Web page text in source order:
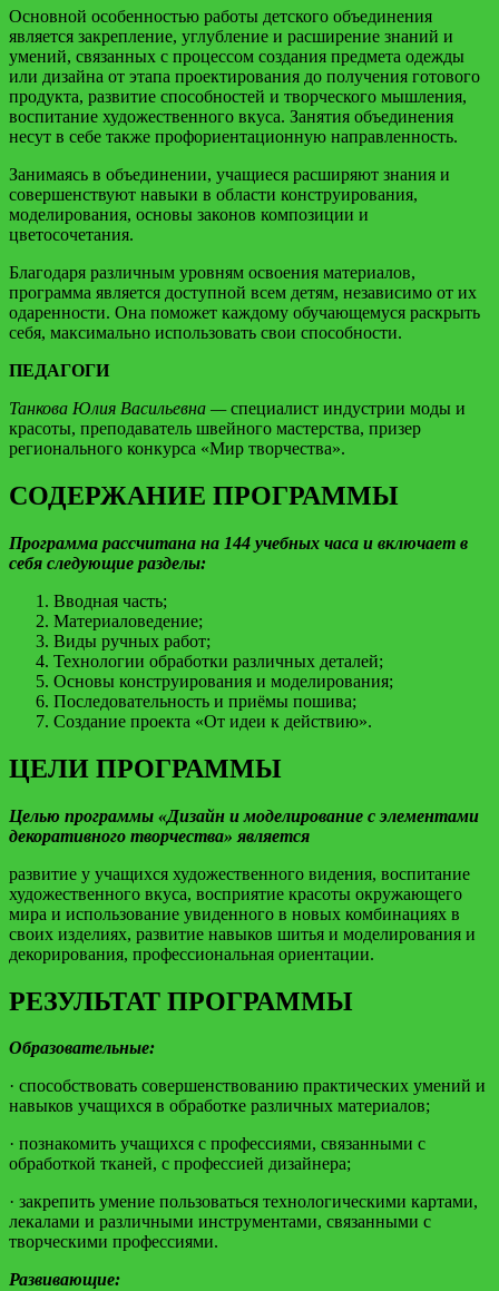
Основной особенностью работы детского объединения
является закрепление, углубление и расширение знаний и
умений, связанных с процессом создания предмета одежды
или дизайна от этапа проектирования до получения готового
продукта, рaзвитие способностей и творческого мышления,
воспитание художественного вкуса. Занятия объединения
несут в себе также профориентационную направленность.
Занимаясь в объединении, учащиеся расширяют знания и
совершенствуют навыки в области конструирования,
моделирования, основы законов композиции и
цветосочетания.
Благодаря различным уровням освоения материалов,
программа является доступной всем детям, независимо от их
одаренности. Она поможет каждому обучающемуся раскрыть
себя, максимально использовать свои способности.
ПЕДАГОГИ
Танкова Юлия Васильевна —специалист индустрии моды и
красоты, преподаватель швейного мастерства, призер
регионального конкурса «Мир творчества».
СОДЕРЖАНИЕ ПРОГРАММЫ
Программа рассчитана на 144 учебных часа и включает в
себя следующие разделы:
Вводная часть;
Материаловедение;
Виды ручных работ;
Технологии обработки различных деталей;
Основы конструирования и моделирования;
Последовательность и приёмы пошива;
Создание проекта «От идеи к действию».
ЦЕЛИ ПРОГРАММЫ
Целью программы «Дизайн и моделирование с элементами
декоративного творчества» является
развитие y учащихся художественного видения, воспитание
художественного вкуса, восприятие красоты окружающего
мира и использование увиденного в новых комбинациях в
своих изделиях, развитие навыков шитья и моделирования и
декорирования, профессиональная ориентации.
РЕЗУЛЬТАТ ПРОГРАММЫ
Образовательные:
· способствовать совершенствованию практических умений и
навыков учащихся в обработке различных материалов;
· познакомить учащихся с профессиями, связанными с
обработкой тканей, с профессией дизайнера;
· закрепить умение пользоваться технологическими картами,
лекалами и различными инструментами, связанными с
творческими профессиями.
Развивающие: